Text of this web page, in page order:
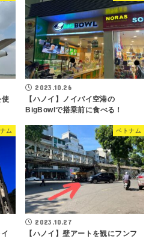
使
2023.10.26
【ハノイ】ノイバイ空港の
BigBowlで搭乗前に食べる！
ム ベトナム
2023.10.27
【ハノイ】壁アートを観にフンフ